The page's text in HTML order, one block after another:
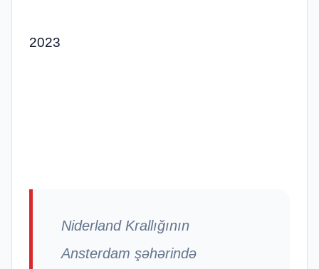
2023
Niderland Krallığının
Ansterdam şəhərində